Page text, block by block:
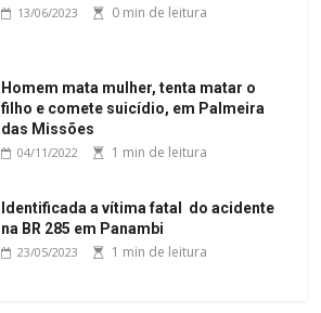
13/06/2023 0 min de leitura
Homem mata mulher, tenta matar o
filho e comete suicídio, em Palmeira
das Missões
04/11/2022 1 min de leitura
Identificada a vítima fatal do acidente
na BR 285 em Panambi
23/05/2023 1 min de leitura